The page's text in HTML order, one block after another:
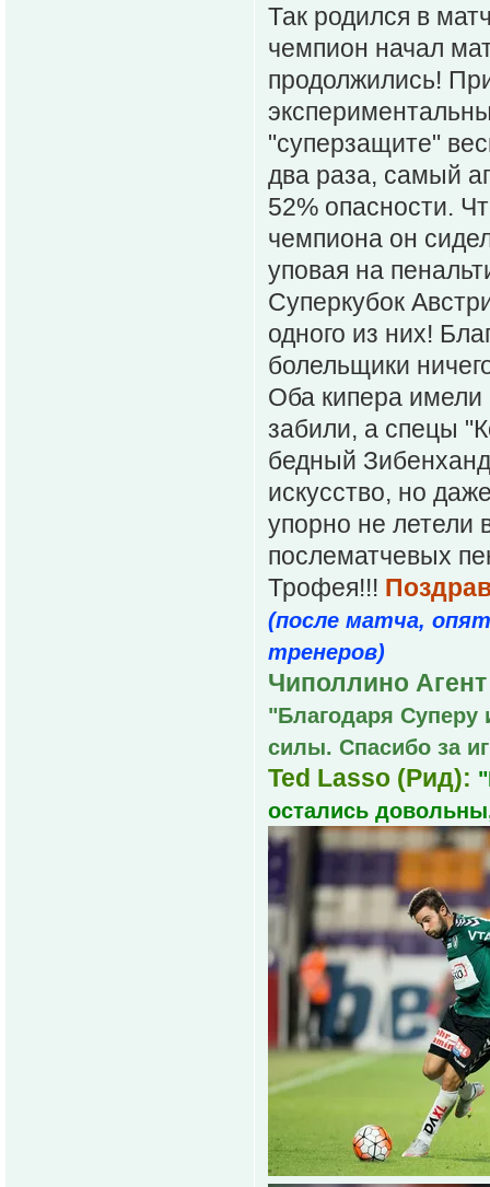
Так родился в
чемпион начал
продолжились!
"суперзащите"
два раза, самый
52% опасности.
чемпиона он
уповая на
Суперкубок
одного из них!
болельщики
Оба кипера имели
забили, а спецы
бедный
искусство, но
упорно не летели
послематчевых
Трофея!!!
(после матча,
тренеров)
Чиполлино
"Благодаря Суперу
силы. Спасибо за
Ted Lasso (Рид):
остались